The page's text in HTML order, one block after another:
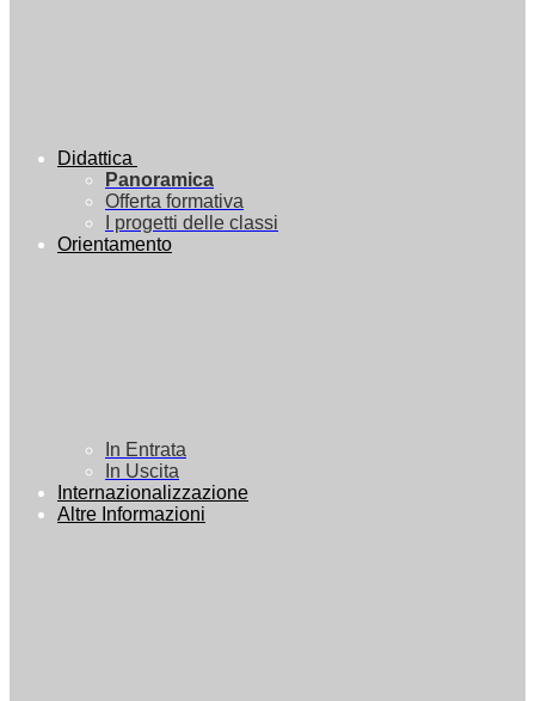
Didattica
Panoramica
Offerta formativa
I progetti delle classi
Orientamento
In Entrata
In Uscita
Internazionalizzazione
Altre Informazioni